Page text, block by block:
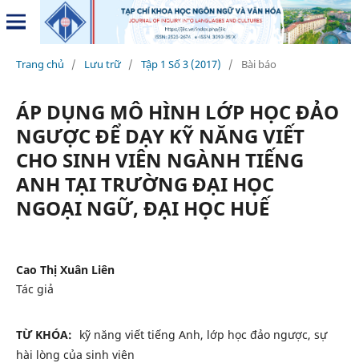
Trang chủ / Lưu trữ / Tập 1 Số 3 (2017) / Bài báo
ÁP DỤNG MÔ HÌNH LỚP HỌC ĐẢO
NGƯỢC ĐỂ DẠY KỸ NĂNG VIẾT
CHO SINH VIÊN NGÀNH TIẾNG
ANH TẠI TRƯỜNG ĐẠI HỌC
NGOẠI NGỮ, ĐẠI HỌC HUẾ
Cao Thị Xuân Liên
Tác giả
TỪ KHÓA: kỹ năng viết tiếng Anh, lớp học đảo ngược, sự
hài lòng của sinh viên